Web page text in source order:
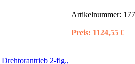
Artikelnummer:
Preis: 1124,55 €